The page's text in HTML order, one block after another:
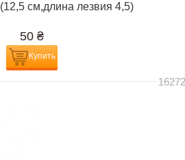
(12,5 см,длина лезвия 4,5)
50 ₴
Купить